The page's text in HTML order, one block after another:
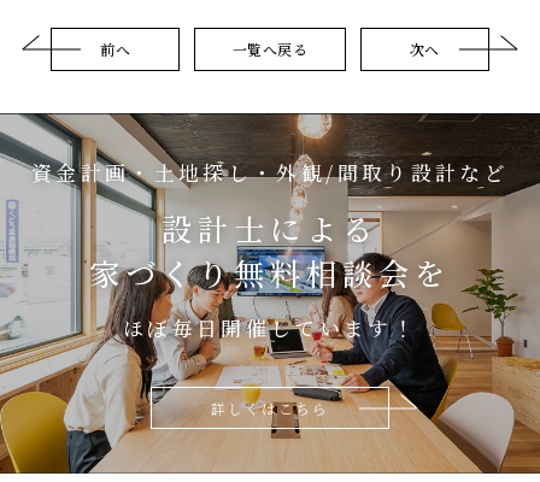
前へ 一覧へ戻る 次へ
資金計画・土地探し・外観/間取り設計など
設計士による
家づくり無料相談会を
ほぼ毎日開催しています！
詳しくはこちら